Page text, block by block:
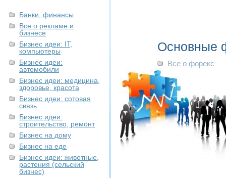
Банки, финансы
Все о рекламе и
бизнесе
Бизнес идеи: IT,
компьютеры
Бизнес идеи:
автомобили
Бизнес идеи: медицина,
здоровье, красота
Бизнес идеи: сотовая
связь
Бизнес идеи:
строительство, ремонт
Бизнес на дому
Бизнес на еде
Бизнес идеи: животные,
растения (сельский
бизнес)
Основные
Все о форекс